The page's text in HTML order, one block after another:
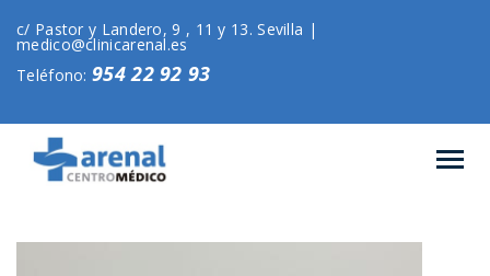
c/ Pastor y Landero, 9 , 11 y 13. Sevilla |
medico@clinicarenal.es
Teléfono: 954 22 92 93